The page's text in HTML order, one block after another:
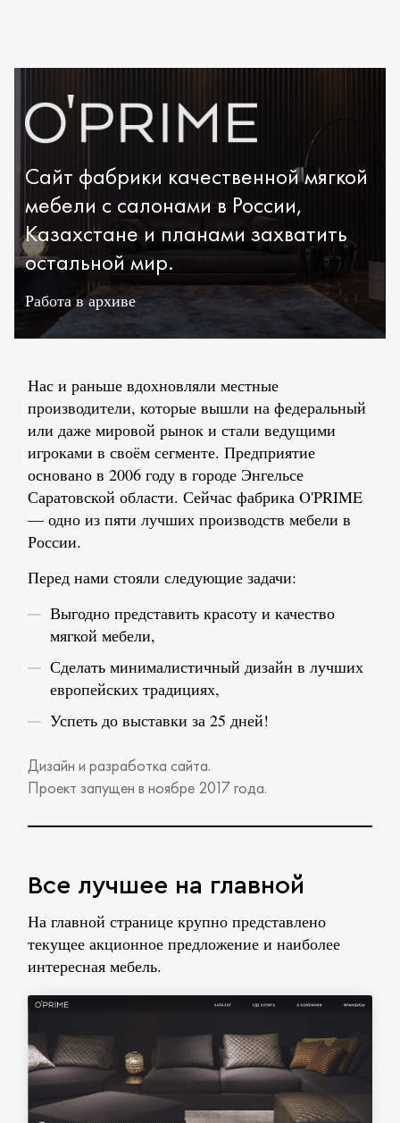
Cайт фабрики качественной мягкой
мебели с салонами в России,
Казахстане и планами захватить
остальной мир.
Работа в архиве
Нас и раньше вдохновляли местные
производители, которые вышли на федеральный
или даже мировой рынок и стали ведущими
игроками в своём сегменте. Предприятие
основано в 2006 году в городе Энгельсе
Саратовской области. Сейчас фабрика O'PRIME
— одно из пяти лучших производств мебели в
России.
Перед нами стояли следующие задачи:
Выгодно представить красоту и качество
мягкой мебели,
Сделать минималистичный дизайн в лучших
европейских традициях,
Успеть до выставки за 25 дней!
Дизайн и разработка сайта.
Проект запущен в ноябре 2017 года.
Все лучшее на главной
На главной странице крупно представлено
текущее акционное предложение и наиболее
интересная мебель.